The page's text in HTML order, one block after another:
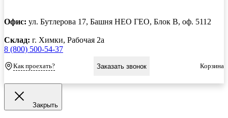
Офис: ул. Бутлерова 17, Башня НЕО ГЕО, Блок В, оф. 5112
Склад: г. Химки, Рабочая 2а
8 (800) 500-54-37
Как проехать? Заказать звонок Корзина
Закрыть